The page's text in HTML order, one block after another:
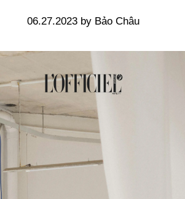
06.27.2023 by Bảo Châu